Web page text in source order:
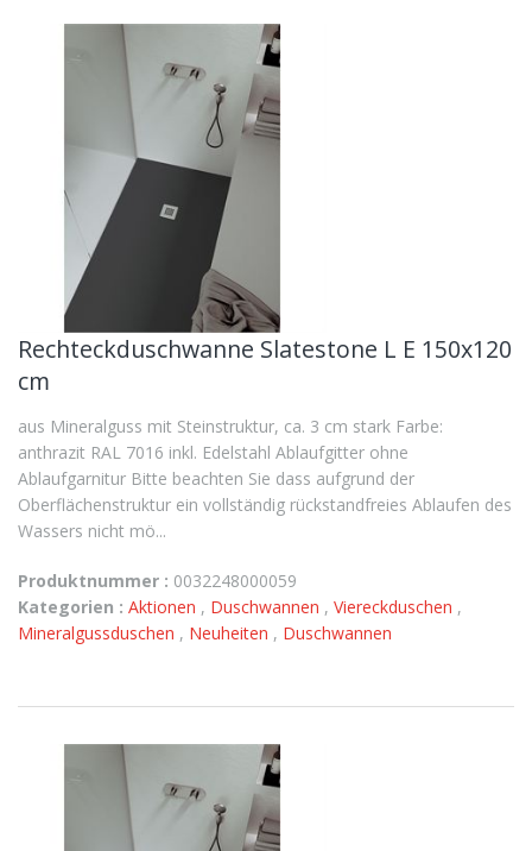
Rechteckduschwanne Slatestone L E 150x120
cm
aus Mineralguss mit Steinstruktur, ca. 3 cm stark Farbe:
anthrazit RAL 7016 inkl. Edelstahl Ablaufgitter ohne
Ablaufgarnitur Bitte beachten Sie dass aufgrund der
Oberflächenstruktur ein vollständig rückstandfreies Ablaufen des
Wassers nicht mö...
Produktnummer : 0032248000059
Kategorien : Aktionen , Duschwannen , Viereckduschen ,
Mineralgussduschen , Neuheiten , Duschwannen